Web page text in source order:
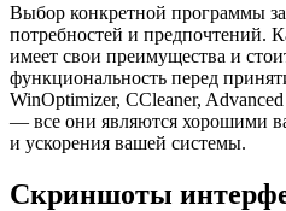
Выбор конкретной программы
потребностей и предпочтений.
имеет свои преимущества и
функциональность перед
WinOptimizer, CCleaner,
— все они являются хорошими
и ускорения вашей системы.
Скриншоты